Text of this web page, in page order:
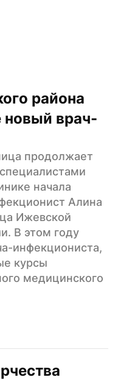
района
новый врач-
продолжает
начала
Алина
Ижевской
В этом году
инфекциониста,
курсы
медицинского